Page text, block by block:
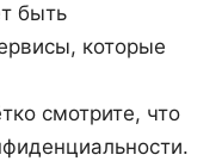
быть
которые
смотрите, что